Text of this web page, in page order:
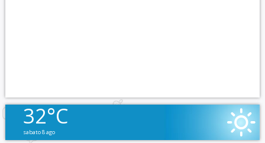
32°C
sabato 8 ago